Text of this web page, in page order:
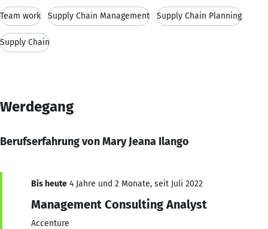
Team work Supply Chain Management Supply Chain Planning
Supply Chain
Werdegang
Berufserfahrung von Mary Jeana Ilango
Bis heute 4 Jahre und 2 Monate, seit Juli 2022
Management Consulting Analyst
Accenture